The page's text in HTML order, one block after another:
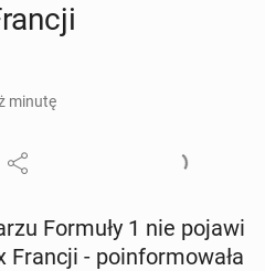
minutę
Formuły 1 nie pojawi
Francji - po­in­for­mo­wa­ła